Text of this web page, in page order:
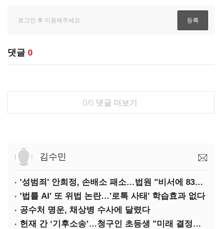
댓글 0
0/0 댓글 더보기
김수민
'성범죄' 안희정, 손배소 패소…법원 "비서에 8347만원 배상"
'법률 AI' 또 위법 논란…'로톡 사태' 학습효과 없다
공수처 명운, 채상병 수사에 달렸다
헌재 간 ‘기후소송’…청구인 초등생 "미래 결정할 중요한 소송"